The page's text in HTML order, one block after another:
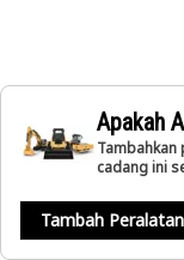
Apakah
Tambahkan
cadang ini
Tambah Peralatan